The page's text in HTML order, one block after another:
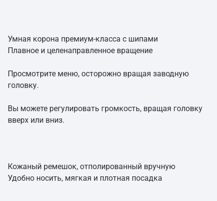
Умная корона премиум-класса с шипами
Плавное и целенаправленное вращение
Просмотрите меню, осторожно вращая заводную
головку.
Вы можете регулировать громкость, вращая головку
вверх или вниз.
Кожаный ремешок, отполированный вручную
Удобно носить, мягкая и плотная посадка